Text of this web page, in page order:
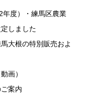
年度）・練馬区農業
しました
大根の特別販売およ
画）
案内